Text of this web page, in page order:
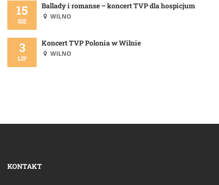
15
SIE
Ballady i romanse – koncert TVP dla hospicjum
WILNO
3
LIP
Koncert TVP Polonia w Wilnie
WILNO
KONTAKT